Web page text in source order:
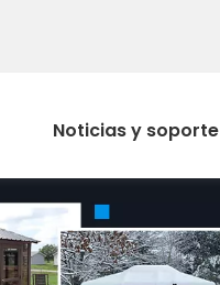
Noticias y soporte